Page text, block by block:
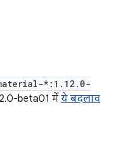
*:1.12.0-
beta01 में ये बदलाव